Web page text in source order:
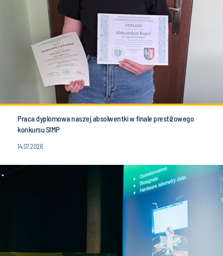
Praca dyplomowa naszej absolwentki w finale prestiżowego
konkursu SIMP
14.07.2026